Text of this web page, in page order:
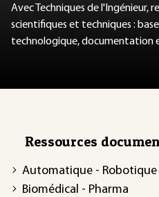
Avec Techniques de l'Ingénieur,
scientifiques et techniques :
technologique, documentation
Ressources
Automatique - Robotique
Biomédical - Pharma